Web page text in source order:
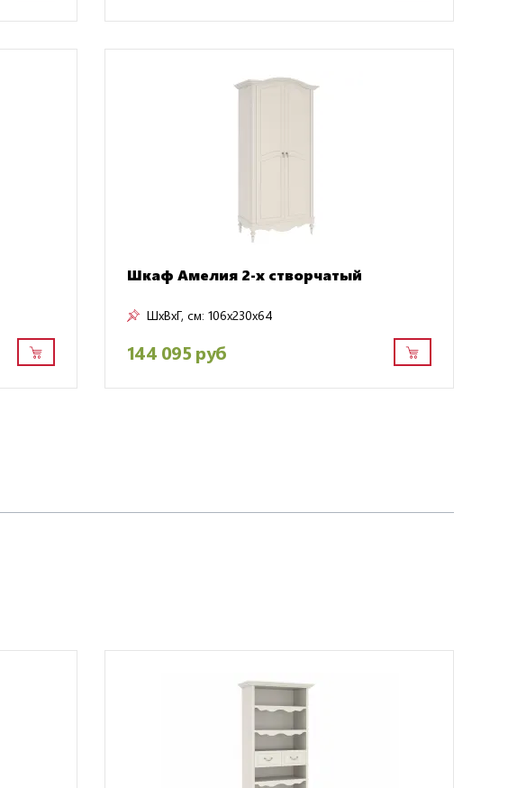
Шкаф Амелия 2-х створчатый
ШxВxГ, см: 106x230x64
144 095 руб